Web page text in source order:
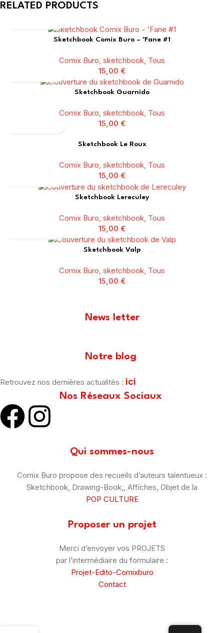
RELATED PRODUCTS
Sketchbook Comix Buro – ‘Fane #1
Comix Buro, sketchbook, Tous
15,00 €
Sketchbook Guarnido
Comix Buro, sketchbook, Tous
15,00 €
Sketchbook Le Roux
Comix Buro, sketchbook, Tous
15,00 €
Sketchbook Lereculey
Comix Buro, sketchbook, Tous
15,00 €
Sketchbook Valp
Comix Buro, sketchbook, Tous
15,00 €
News letter
Notre blog
Retrouvez nos dernières actualités : ici
Nos Réseaux Sociaux
Qui sommes-nous
Comix Buro propose des recueils d’auteurs talentueux :
Sketchbook, Drawing-Book,, Affiches, Objet de la
POP CULTURE
Proposer un projet
Merci d’envoyer vos PROJETS
par l’intermédiaire du formulaire :
Projet-Edito-Comixburo
Contact